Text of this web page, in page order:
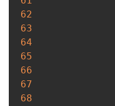
62
63
64
65
66
67
68